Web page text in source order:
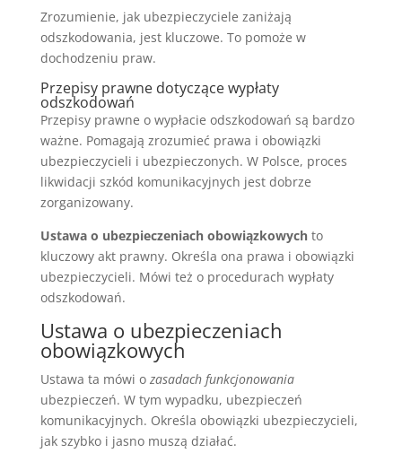
Zrozumienie, jak ubezpieczyciele zaniżają
odszkodowania, jest kluczowe. To pomoże w
dochodzeniu praw.
Przepisy prawne dotyczące wypłaty
odszkodowań
Przepisy prawne o wypłacie odszkodowań są bardzo
ważne. Pomagają zrozumieć prawa i obowiązki
ubezpieczycieli i ubezpieczonych. W Polsce, proces
likwidacji szkód komunikacyjnych jest dobrze
zorganizowany.
Ustawa o ubezpieczeniach obowiązkowychto
kluczowy akt prawny. Określa ona prawa i obowiązki
ubezpieczycieli. Mówi też o procedurach wypłaty
odszkodowań.
Ustawa o ubezpieczeniach
obowiązkowych
Ustawa ta mówi o zasadach funkcjonowania
ubezpieczeń. W tym wypadku, ubezpieczeń
komunikacyjnych. Określa obowiązki ubezpieczycieli,
jak szybko i jasno muszą działać.